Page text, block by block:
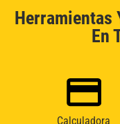
Herramientas
En
Calculadora